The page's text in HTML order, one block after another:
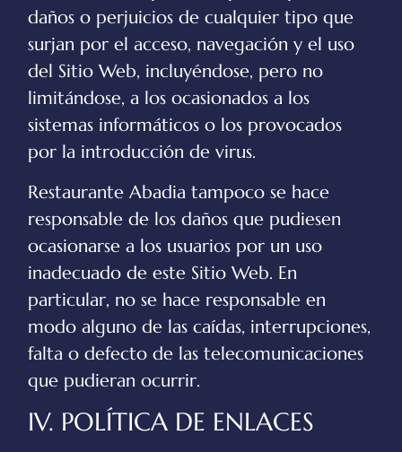
daños o perjuicios de cualquier tipo que
surjan por el acceso, navegación y el uso
del Sitio Web, incluyéndose, pero no
limitándose, a los ocasionados a los
sistemas informáticos o los provocados
por la introducción de virus.
Restaurante Abadia tampoco se hace
responsable de los daños que pudiesen
ocasionarse a los usuarios por un uso
inadecuado de este Sitio Web. En
particular, no se hace responsable en
modo alguno de las caídas, interrupciones,
falta o defecto de las telecomunicaciones
que pudieran ocurrir.
IV. POLÍTICA DE ENLACES